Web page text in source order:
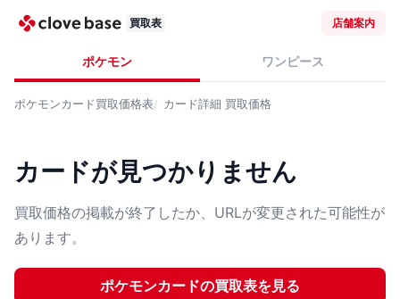
買取表 店舗案内
ポケモン ワンピース
ポケモンカード買取価格表 カード詳細 買取価格
カードが見つかりません
買取価格の掲載が終了したか、URLが変更された可能性が
あります。
ポケモンカードの買取表を見る